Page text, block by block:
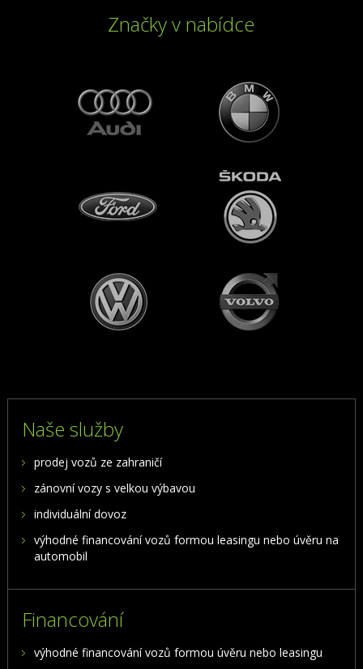
Značky v nabídce
Naše služby
prodej vozů ze zahraničí
zánovní vozy s velkou výbavou
individuální dovoz
výhodné financování vozů formou leasingu nebo úvěru na
automobil
Financování
výhodné financování vozů formou úvěru nebo leasingu